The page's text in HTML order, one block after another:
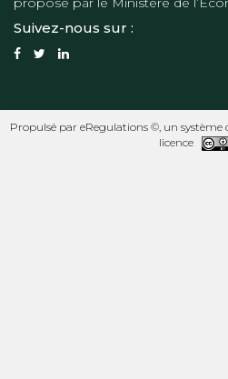
Suivez-nous sur :
Propulsé par eRegulations ©, un système
licence